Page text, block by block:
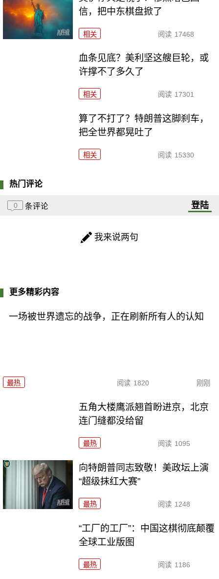
信，把中东棋盘掀了
相关 阅读 17468
血条见底？美利坚这艘巨轮，或
许撑不了多久了
相关 阅读 17301
算了不打了？特朗普这脚刹车，
把全世界都晃吐了
相关 阅读 15330
热门评论
0 条评论 登陆
我来说两句
更多精彩内容
一场被世界遗忘的战争，正在刷新所有人的认知
最热 阅读 1820 刚刚
五角大楼鹰派翘首盼进京，北京
连门缝都没给留
最热 阅读 1095
向特朗普同志致敬！美政坛上演
“超级抹红大赛”
最热 阅读 1248
“工厂的工厂”：中国这棋彻底颠覆
全球工业版图
最热 阅读 1186